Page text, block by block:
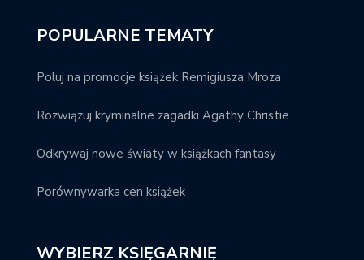
POPULARNE TEMATY
Poluj na promocje książek Remigiusza Mroza
Rozwiązuj kryminalne zagadki Agathy Christie
Odkrywaj nowe światy w książkach fantasy
Porównywarka cen książek
WYBIERZ KSIĘGARNIĘ